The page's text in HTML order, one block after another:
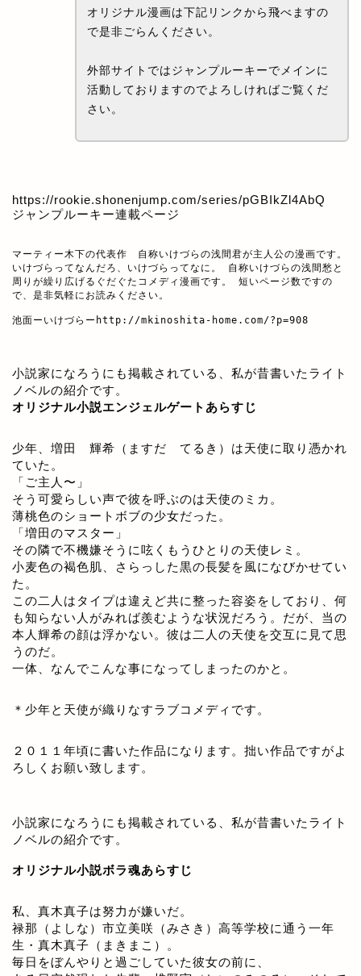
オリジナル漫画は下記リンクから飛べますの
で是非ごらんください。
外部サイトではジャンプルーキーでメインに
活動しておりますのでよろしければご覧くだ
さい。
https://rookie.shonenjump.com/series/pGBIkZl4AbQ
ジャンプルーキー連載ページ
マーティー木下の代表作　自称いけづらの浅間君が主人公の漫画です。
いけづらってなんだろ、いけづらってなに。 自称いけづらの浅間愁と
周りが繰り広げるぐだぐたコメディ漫画です。 短いページ数ですの
で、是非気軽にお読みください。
池面ーいけづらー http://mkinoshita-home.com/?p=908
小説家になろうにも掲載されている、私が昔書いたライト
ノベルの紹介です。
オリジナル小説エンジェルゲートあらすじ
少年、増田 輝希（ますだ てるき）は天使に取り憑かれ
ていた。
「ご主人〜」
そう可愛らしい声で彼を呼ぶのは天使のミカ。
薄桃色のショートボブの少女だった。
「増田のマスター」
その隣で不機嫌そうに呟くもうひとりの天使レミ。
小麦色の褐色肌、さらっした黒の長髪を風になびかせてい
た。
この二人はタイプは違えど共に整った容姿をしており、何
も知らない人がみれば羨むような状況だろう。だが、当の
本人輝希の顔は浮かない。彼は二人の天使を交互に見て思
うのだ。
一体、なんでこんな事になってしまったのかと。
＊少年と天使が織りなすラブコメディです。
２０１１年頃に書いた作品になります。拙い作品ですがよ
ろしくお願い致します。
小説家になろうにも掲載されている、私が昔書いたライト
ノベルの紹介です。
オリジナル小説ボラ魂あらすじ
私、真木真子は努力が嫌いだ。
禄那（よしな）市立美咲（みさき）高等学校に通う一年
生・真木真子（まきまこ）。
毎日をぼんやりと過ごしていた彼女の前に、